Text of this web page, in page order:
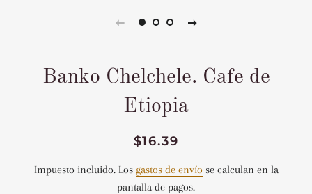
Banko Chelchele. Cafe de
Etiopia
Precio
Precio
venta
$16.39
Impuesto incluido. Los gastos de envío se calculan en la
pantalla de pagos.